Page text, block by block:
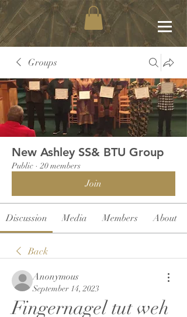
Groups
New Ashley SS& BTU Group
Public · 20 members
Join
Discussion Media Members About
Back
Anonymous
September 14, 2023
Fingernagel tut weh